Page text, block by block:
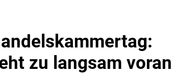
zu langsam voran